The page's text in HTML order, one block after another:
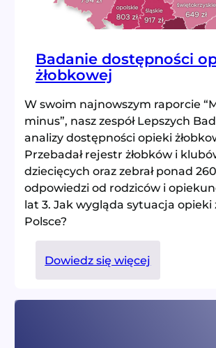
Badanie dostępności
żłobkowej
W swoim najnowszym raporcie
minus”, nasz zespół Lepszych
analizy dostępności opieki
Przebadał rejestr żłobków i
dziecięcych oraz zebrał ponad
odpowiedzi od rodziców i
lat 3. Jak wygląda sytuacja opieki
Polsce?
Dowiedz się więcej
Badanie